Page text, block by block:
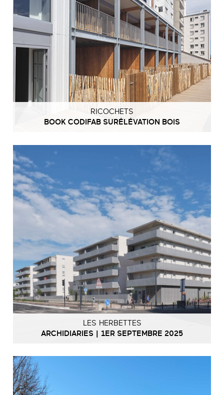
RICOCHETS
BOOK CODIFAB SURÉLÉVATION BOIS
LES HERBETTES
ARCHIDIARIES | 1ER SEPTEMBRE 2025